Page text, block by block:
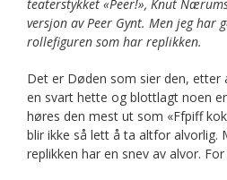
teaterstykket «Peer!», Knut
versjon av Peer Gynt. Men jeg har
rollefiguren som har replikken.
Det er Døden som sier den, etter
en svart hette og blottlagt noen
høres den mest ut som «Ffpiff
blir ikke så lett å ta altfor alvorlig.
replikken har en snev av alvor. For